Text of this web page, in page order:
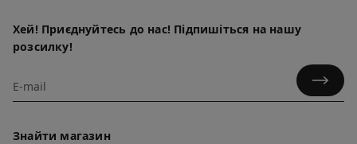
Хей! Приєднуйтесь до нас! Підпишіться на нашу
розсилку!
Знайти магазин